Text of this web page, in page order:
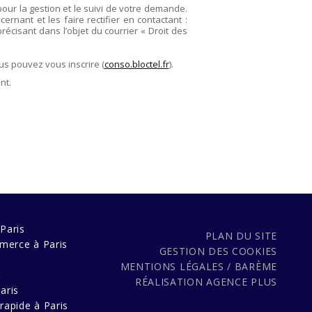
la gestion et le suivi de votre demande.
et les faire rectifier en contactant :
dans l’objet du courrier « Droit des
pouvez vous inscrire (conso.bloctel.fr).
à Paris
à Paris
PLAN DU SITE
GESTION DES COOKIES
MENTIONS LÉGALES / BARÈME
RÉALISATIONAGENCE PLUS